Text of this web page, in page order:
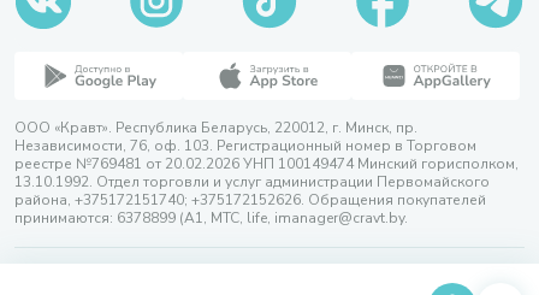
ООО «Кравт». Республика Беларусь, 220012, г. Минск, пр.
Независимости, 76, оф. 103. Регистрационный номер в Торговом
реестре №769481 от 20.02.2026 УНП 100149474 Минский горисполком,
13.10.1992. Отдел торговли и услуг администрации Первомайского
района, +375172151740; +375172152626. Обращения покупателей
принимаются: 6378899 (А1, МТС, life, imanager@cravt.by.